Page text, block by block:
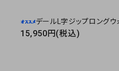
デールL字ジップロングウ
15,950円(税込)